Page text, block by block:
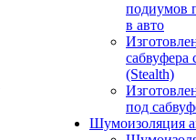
подиумов
в авто
сабвуфера
(Stealth)
под
Шумоизоляция